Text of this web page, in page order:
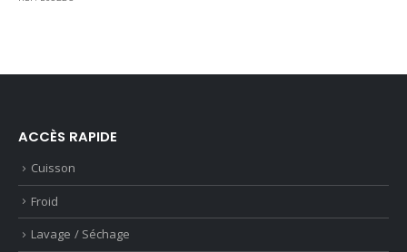
ACCÈS RAPIDE
Cuisson
Froid
Lavage / Séchage